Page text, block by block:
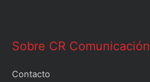
Sobre CR Comunicación
Contacto